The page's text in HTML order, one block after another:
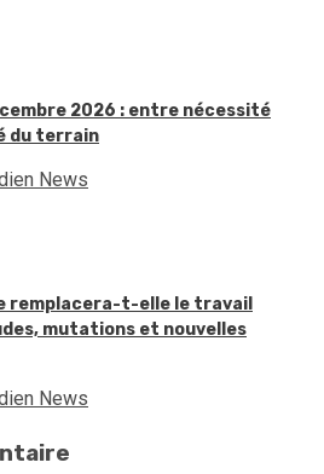
2026 : entre nécessité
du terrain
News
remplacera-t-elle le travail
mutations et nouvelles
News